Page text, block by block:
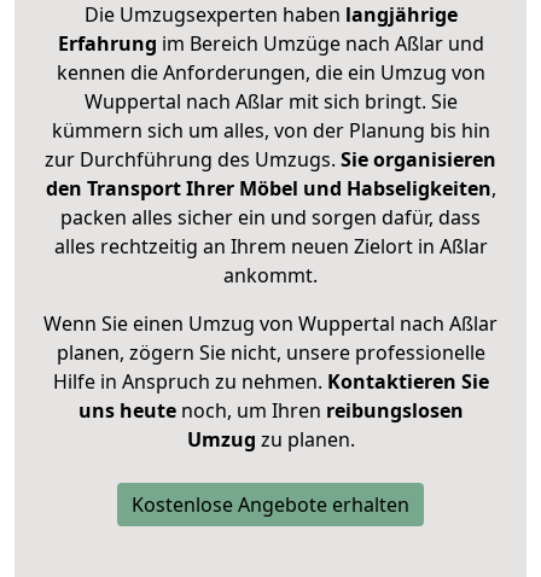
Die Umzugsexperten haben langjährige
Erfahrung im Bereich Umzüge nach Aßlar und
kennen die Anforderungen, die ein Umzug von
Wuppertal nach Aßlar mit sich bringt. Sie
kümmern sich um alles, von der Planung bis hin
zur Durchführung des Umzugs. Sie organisieren
den Transport Ihrer Möbel und Habseligkeiten,
packen alles sicher ein und sorgen dafür, dass
alles rechtzeitig an Ihrem neuen Zielort in Aßlar
ankommt.
Wenn Sie einen Umzug von Wuppertal nach Aßlar
planen, zögern Sie nicht, unsere professionelle
Hilfe in Anspruch zu nehmen. Kontaktieren Sie
uns heutenoch, um Ihren reibungslosen
Umzug zu planen.
Kostenlose Angebote erhalten